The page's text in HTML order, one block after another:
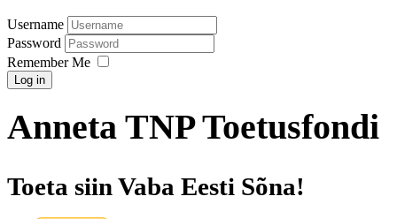
Username
Password
Remember Me
Log in
Anneta TNP Toetusfondi
Toeta siin Vaba Eesti Sõna!